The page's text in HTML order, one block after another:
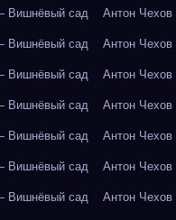
Вишнёвый сад Антон
Вишнёвый сад Антон
Вишнёвый сад Антон
Вишнёвый сад Антон
Вишнёвый сад Антон
Вишнёвый сад Антон
Вишнёвый сад Антон